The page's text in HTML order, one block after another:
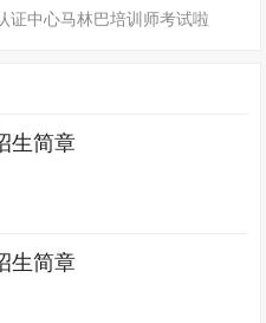
证中心马林巴培训师考试啦
生简章
生简章